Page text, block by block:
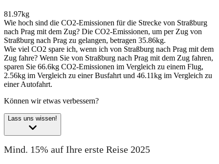
81.97kg
Wie hoch sind die CO2-Emissionen für die Strecke von Straßburg
nach Prag mit dem Zug? Die CO2-Emissionen, um per Zug von
Straßburg nach Prag zu gelangen, betragen 35.86kg.
Wie viel CO2 spare ich, wenn ich von Straßburg nach Prag mit dem
Zug fahre? Wenn Sie von Straßburg nach Prag mit dem Zug fahren,
sparen Sie 66.6kg CO2-Emissionen im Vergleich zu einem Flug,
2.56kg im Vergleich zu einer Busfahrt und 46.11kg im Vergleich zu
einer Autofahrt.
Können wir etwas verbessern?
Lass uns wissen!
Mind. 15% auf Ihre erste Reise 2025